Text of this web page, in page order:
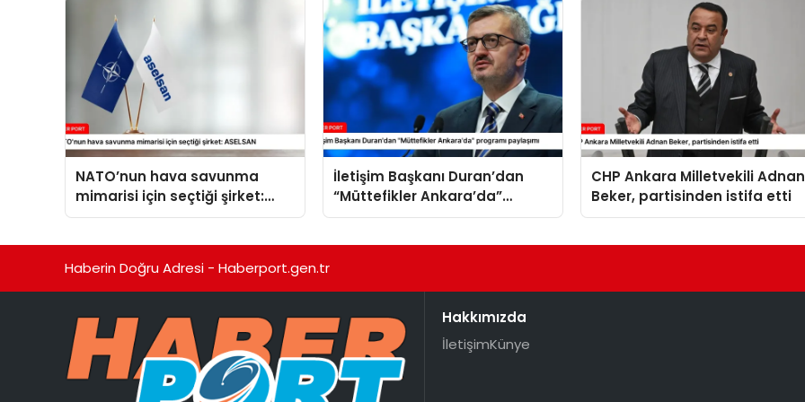
NATO’nun hava savunma
mimarisi için seçtiği şirket:
ASELSAN
İletişim Başkanı Duran’dan
“Müttefikler Ankara’da”
programı paylaşımı
CHP Ankara Milletvekili Adnan
Beker, partisinden istifa etti
Haberin Doğru Adresi - Haberport.gen.tr
Hakkımızda
İletişimKünye